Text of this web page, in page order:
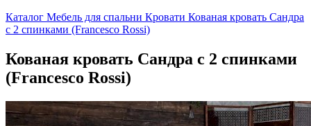
Каталог Мебель для спальни Кровати Кованая кровать Сандра
с 2 спинками (Francesco Rossi)
Кованая кровать Сандра с 2 спинками
(Francesco Rossi)